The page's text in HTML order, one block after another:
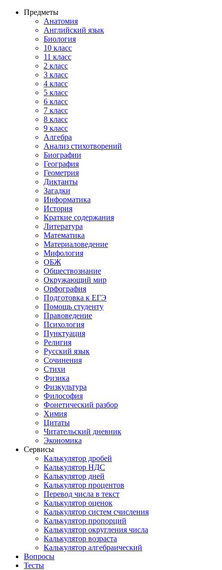
Предметы
Анатомия
Английский язык
Биология
10 класс
11 класс
2 класс
3 класс
4 класс
5 класс
6 класс
7 класс
8 класс
9 класс
Алгебра
Анализ стихотворений
Биографии
География
Геометрия
Диктанты
Загадки
Информатика
История
Краткие содержания
Литература
Математика
Материаловедение
Мифология
ОБЖ
Обществознание
Окружающий мир
Орфография
Подготовка к ЕГЭ
Помощь студенту
Правоведение
Психология
Пунктуация
Религия
Русский язык
Сочинения
Стихи
Физика
Физкультура
Философия
Фонетический разбор
Химия
Цитаты
Читательский дневник
Экономика
Сервисы
Калькулятор дробей
Калькулятор НДС
Калькулятор дней
Калькулятор процентов
Перевод числа в текст
Калькулятор оценок
Калькулятор систем счисления
Калькулятор пропорций
Калькулятор округления числа
Калькулятор возраста
Калькулятор алгебраический
Вопросы
Тесты